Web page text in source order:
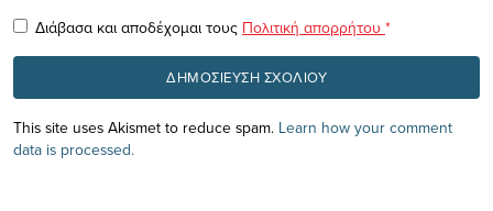
Διάβασα και αποδέχομαι τους Πολιτική απορρήτου *
This site uses Akismet to reduce spam. Learn how your comment
data is processed.